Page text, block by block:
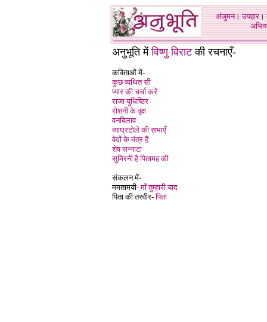
अंजुमन।उपहार।
अनुभूति मेंविष्णु विराटकी रचनाएँ-
कविताओं में-
कुछ व्यथित सी
प्यार की चर्चा करें
राजा युधिष्ठिर
रोशनी के वृक्ष
वनबिलाव
व्याघ्रटोले की सभाएँ
वेदों के मंत्र हैं
शेष सन्नाटा
सुमिरनी है पितामह की
संकलन में-
ममतामयी-माँ तुम्हारी याद
पिता की तस्वीर-पिता